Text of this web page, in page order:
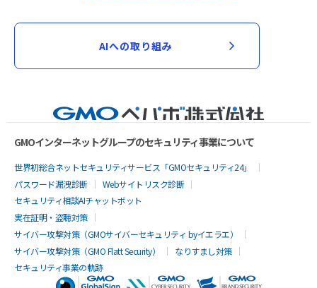
AIへの取り組み
GMOインターネットグループのセキュリティ事業について
世界初総合ネットセキュリティサービス「GMOセキュリティ24」
パスワード漏洩診断
Webサイトリスク診断
セキュリティ相談AIチャットボット
実在証明・盗聴対策
サイバー攻撃対策（GMOサイバーセキュリティ byイエラエ）
サイバー攻撃対策（GMO Flatt Security）
なりすまし対策
セキュリティ事業の軌跡